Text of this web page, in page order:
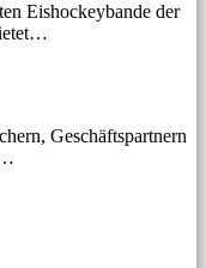
Eishockeybande der
Geschäftspartnern